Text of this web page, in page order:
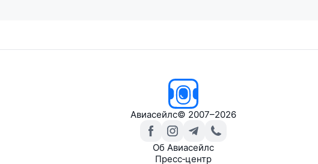
Авиасейлс© 2007–2026
Об Авиасейлс
Пресс‑центр